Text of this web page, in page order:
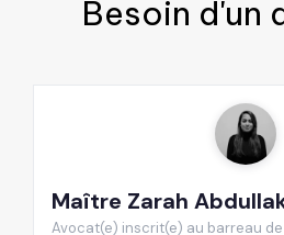
Besoin d'un
Maître Zarah
Avocat(e) inscrit(e) au barreau de